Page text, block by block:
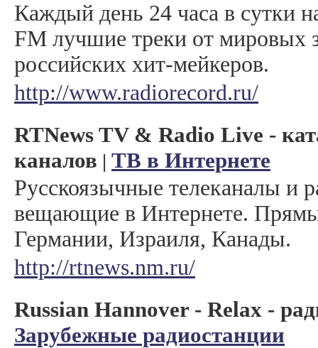
Каждый день 24 часа в сутки
FM лучшие треки от мировых
российских хит-мейкеров.
http://www.radiorecord.ru/
RTNews TV & Radio Live -
каналов | ТВ в Интернете
Русскоязычные телеканалы и
вещающие в Интернете.
Германии, Израиля, Канады.
http://rtnews.nm.ru/
Russian Hannover - Relax -
Зарубежные радиостанции